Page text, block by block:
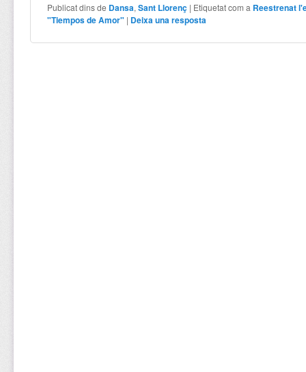
Publicat dins de Dansa,Sant Llorenç | Etiquetat com a Reestrenat
"Tiempos de Amor" | Deixa una resposta